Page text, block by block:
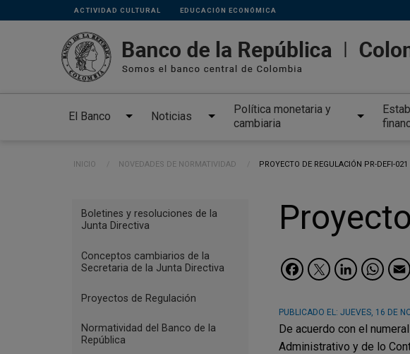
Pasar al contenido principal
Links
secundarios
ACTIVIDAD CULTURAL EDUCACIÓN ECONÓMICA
El Banco Noticias
Política monetaria y
cambiaria
Ruta de navegación
INICIO NOVEDADES DE NORMATIVIDAD CURRENT:
PROYECTO DE REGULACIÓN PR-DEFI-021
Facebook
Twitter
PUBLICADO EL: JUEVES, 16 DE
De acuerdo con el
Administrativo y de lo
Menu
Reglamentación
Boletines y resoluciones de la
Junta Directiva
Conceptos cambiarios de la
Secretaria de la Junta Directiva
Proyectos de Regulación
Normatividad del Banco de la
República